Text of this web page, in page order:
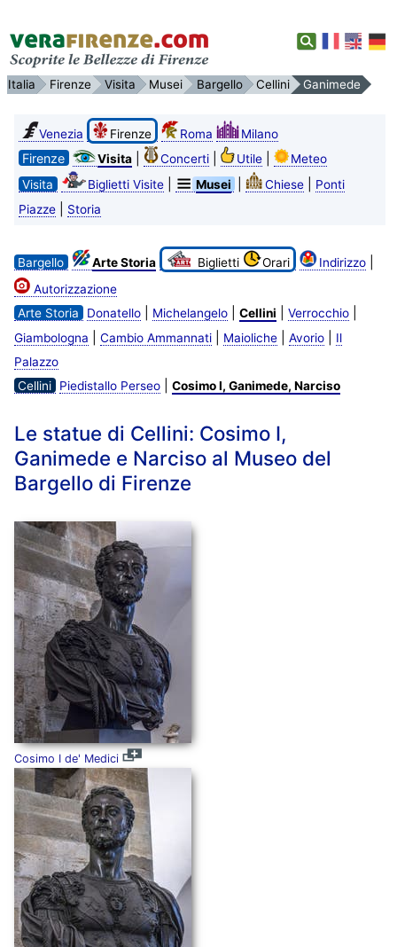
Italia Firenze Visita Musei Bargello Cellini Ganimede
Venezia Firenze Roma Milano
Firenze Visita| Concerti| Utile|
Meteo
Visita
Biglietti Visite| Musei Chiese|
Ponti
Piazze| Storia
Bargello Arte Storia Biglietti Orari Indirizzo|
Autorizzazione
Arte Storia
Donatello| Michelangelo| Cellini Verrocchio|
Giambologna Cambio Ammannati| Maioliche| Avorio|
Il
Palazzo
Cellini
Piedistallo Perseo| Cosimo I, Ganimede, Narciso
Le statue di Cellini: Cosimo I,
Ganimede e Narciso al Museo del
Bargello di Firenze
Cosimo I de' Medici